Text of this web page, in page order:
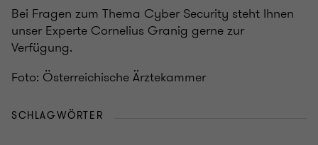
Bei Fragen zum Thema Cyber Security steht Ihnen
unser Experte Cornelius Granig gerne zur
Verfügung.
Foto: Österreichische Ärztekammer
SCHLAGWÖRTER